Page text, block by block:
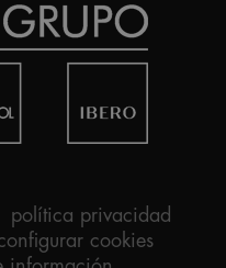
política privacidad
cookies